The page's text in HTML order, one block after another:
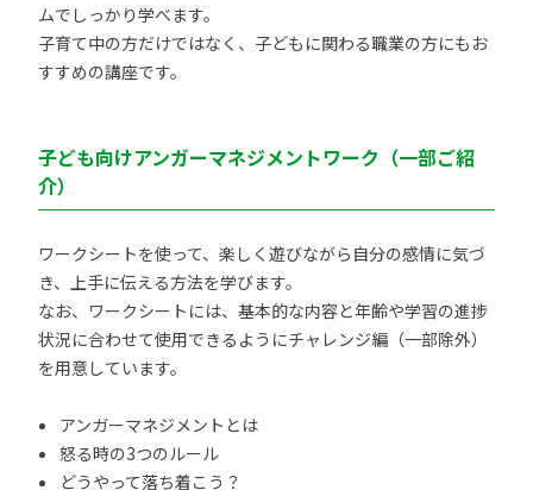
ムでしっかり学べます。
子育て中の方だけではなく、子どもに関わる職業の方にもお
すすめの講座です。
子ども向けアンガーマネジメントワーク（一部ご紹
介）
ワークシートを使って、楽しく遊びながら自分の感情に気づ
き、上手に伝える方法を学びます。
なお、ワークシートには、基本的な内容と年齢や学習の進捗
状況に合わせて使用できるようにチャレンジ編（一部除外）
を用意しています。
アンガーマネジメントとは
怒る時の3つのルール
どうやって落ち着こう？